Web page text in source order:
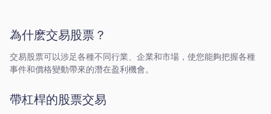
為什麽交易股票？
交易股票可以涉足各種不同行業、企業和市場，使您能夠把握各種
事件和價格變動帶來的潛在盈利機會。
帶杠桿的股票交易